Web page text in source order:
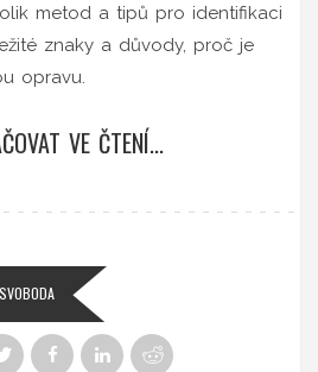
metod a tipů pro identifikaci
znaky a důvody, proč je
opravu.
VE ČTENÍ...